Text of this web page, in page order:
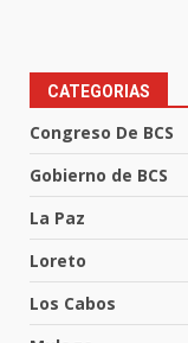
CATEGORIAS
Congreso De BCS
Gobierno de BCS
La Paz
Loreto
Los Cabos